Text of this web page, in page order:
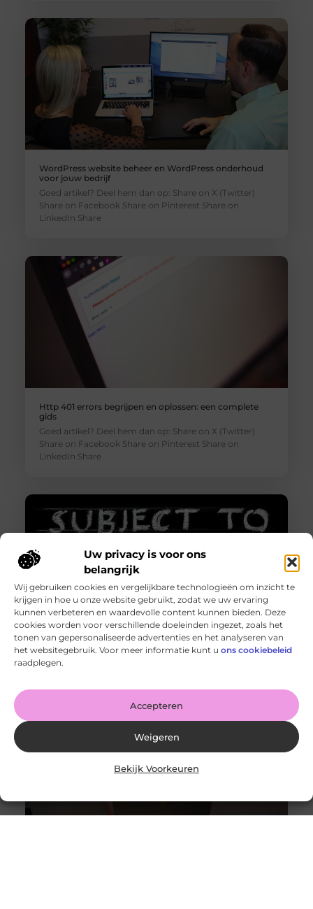
Uw privacy is voor ons
belangrijk
Wij gebruiken cookies en vergelijkbare technologieën om inzicht te
krijgen in hoe u onze website gebruikt, zodat we uw ervaring
kunnen verbeteren en waardevolle content kunnen bieden. Deze
cookies worden voor verschillende doeleinden ingezet, zoals het
tonen van gepersonaliseerde advertenties en het analyseren van
het websitegebruik. Voor meer informatie kunt u ons cookiebeleid
raadplegen.
Accepteren
Weigeren
Bekijk Voorkeuren
WordPress website beheer en WordPress onderhoud
voor jouw bedrijf
Goed artikel? Deel hem dan op: Share on X (Twitter)
Share on Facebook Share on Pinterest Share on
LinkedIn Share
Http 401 errors begrijpen en oplossen: een complete
gids
Goed artikel? Deel hem dan op: Share on X (Twitter)
Share on Facebook Share on Pinterest Share on
LinkedIn Share
Http 401 error – Wat is het en hoe los je het op?
Goed artikel? Deel hem dan op: Share on X (Twitter)
Share on Facebook Share on Pinterest Share on